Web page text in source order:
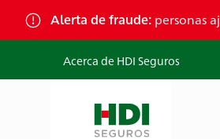
content
Alerta de fraude: personas
Acerca de HDI Seguros